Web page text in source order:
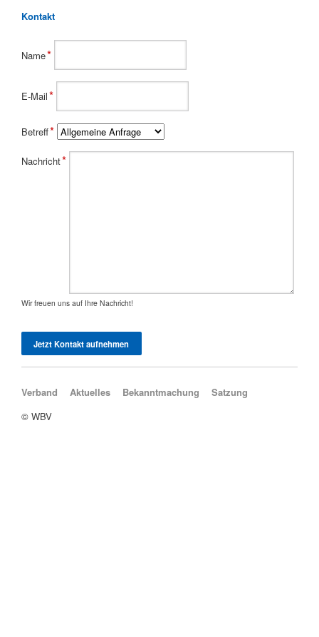
Kontakt
Name*
Pflichtfeld
E-Mail*
Pflichtfeld
Betreff*
Pflichtfeld
Nachricht*
Wir freuen uns auf Ihre Nachricht!
Jetzt Kontakt aufnehmen
Navigation überspringen
Verband Aktuelles Bekanntmachung
Satzung
© WBV